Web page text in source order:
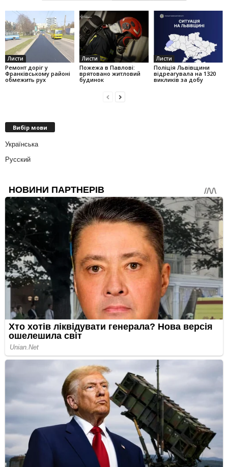
Листи
Ремонт доріг у
Франківському районі
обмежить рух
Листи
Пожежа в Павлові:
врятовано житловий
будинок
Листи
Поліція Львівщини
відреагувала на 1320
викликів за добу
Вибір мови
Українська
Русский